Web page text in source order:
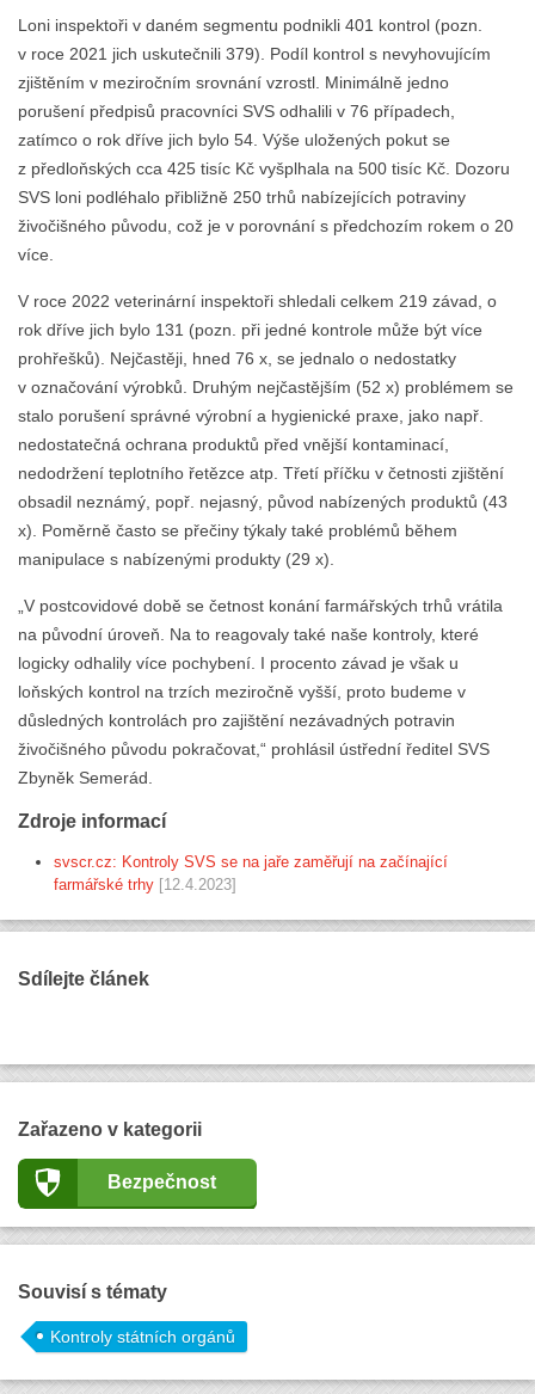
Loni inspektoři v daném segmentu podnikli 401 kontrol (pozn.
v roce 2021 jich uskutečnili 379). Podíl kontrol s nevyhovujícím
zjištěním v meziročním srovnání vzrostl. Minimálně jedno
porušení předpisů pracovníci SVS odhalili v 76 případech,
zatímco o rok dříve jich bylo 54. Výše uložených pokut se
z předloňských cca 425 tisíc Kč vyšplhala na 500 tisíc Kč. Dozoru
SVS loni podléhalo přibližně 250 trhů nabízejících potraviny
živočišného původu, což je v porovnání s předchozím rokem o 20
více.
V roce 2022 veterinární inspektoři shledali celkem 219 závad, o
rok dříve jich bylo 131 (pozn. při jedné kontrole může být více
prohřešků). Nejčastěji, hned 76 x, se jednalo o nedostatky
v označování výrobků. Druhým nejčastějším (52 x) problémem se
stalo porušení správné výrobní a hygienické praxe, jako např.
nedostatečná ochrana produktů před vnější kontaminací,
nedodržení teplotního řetězce atp. Třetí příčku v četnosti zjištění
obsadil neznámý, popř. nejasný, původ nabízených produktů (43
x). Poměrně často se přečiny týkaly také problémů během
manipulace s nabízenými produkty (29 x).
„V postcovidové době se četnost konání farmářských trhů vrátila
na původní úroveň. Na to reagovaly také naše kontroly, které
logicky odhalily více pochybení. I procento závad je však u
loňských kontrol na trzích meziročně vyšší, proto budeme v
důsledných kontrolách pro zajištění nezávadných potravin
živočišného původu pokračovat,“ prohlásil ústřední ředitel SVS
Zbyněk Semerád.
Zdroje informací
svscr.cz: Kontroly SVS se na jaře zaměřují na začínající
farmářské trhy [12.4.2023]
Sdílejte článek
Zařazeno v kategorii
Bezpečnost
Souvisí s tématy
Kontroly státních orgánů